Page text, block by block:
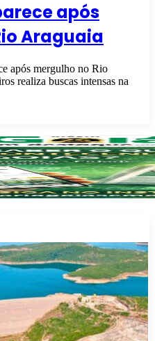
após
Araguaia
após mergulho no Rio
realiza buscas intensas na